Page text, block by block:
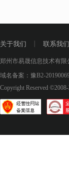
关于我们 联系我们
郑州市易晟信息技术有限
域名备案： 豫B2-
Copyright Reserved